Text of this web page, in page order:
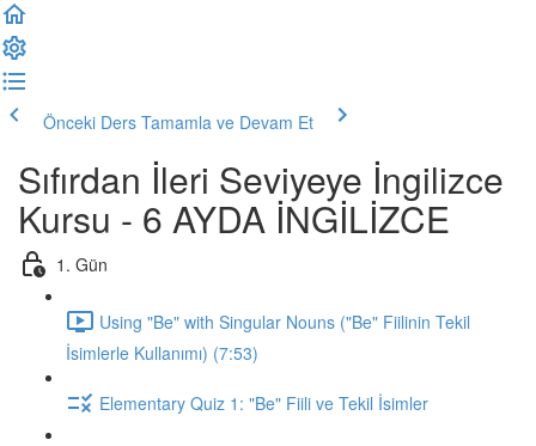
Önceki Ders Tamamla ve Devam Et
Sıfırdan İleri Seviyeye İngilizce
Kursu - 6 AYDA İNGİLİZCE
1. Gün
Using "Be" with Singular Nouns ("Be" Fiilinin Tekil
İsimlerle Kullanımı) (7:53)
Elementary Quiz 1: "Be" Fiili ve Tekil İsimler